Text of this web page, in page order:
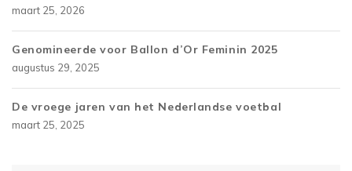
maart 25, 2026
Genomineerde voor Ballon d’Or Feminin 2025
augustus 29, 2025
De vroege jaren van het Nederlandse voetbal
maart 25, 2025